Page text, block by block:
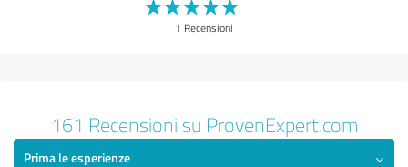
1 Recensioni
161 Recensioni su ProvenExpert.com
Prima le esperienze